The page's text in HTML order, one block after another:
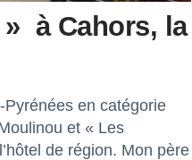
à Cahors, la
Pyrénées en catégorie
et « Les
de région. Mon père